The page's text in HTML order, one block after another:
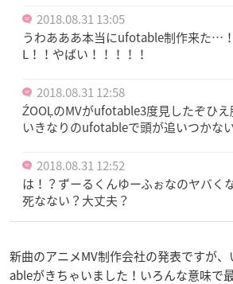
2018.08.31 13:05
うわあああ本当にufotable制作来た…
L！！やばい！！！！！
2018.08.31 12:58
ŹOOĻのMVがufotable3度見したぞ
いきなりのufotableで頭が追いつかな
2018.08.31 12:52
は！？ずーるくんゆーふぉなのヤバく
死なない？大丈夫？
新曲のアニメMV制作会社の発表ですが
ableがきちゃいました！いろんな意味で